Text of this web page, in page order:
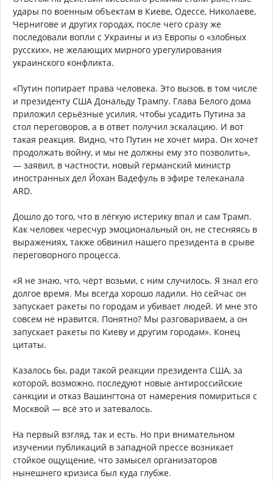
удары по военным объектам в Киеве, Одессе, Николаеве,
Чернигове и других городах, после чего сразу же
последовали вопли с Украины и из Европы о «злобных
русских», не желающих мирного урегулирования
украинского конфликта.
«Путин попирает права человека. Это вызов, в том числе
и президенту США Дональду Трампу. Глава Белого дома
приложил серьёзные усилия, чтобы усадить Путина за
стол переговоров, а в ответ получил эскалацию. И вот
такая реакция. Видно, что Путин не хочет мира. Он хочет
продолжать войну, и мы не должны ему это позволить»,
— заявил, в частности, новый германский министр
иностранных дел Йохан Вадефуль в эфире телеканала
ARD.
Дошло до того, что в лёгкую истерику впал и сам Трамп.
Как человек чересчур эмоциональный он, не стесняясь в
выражениях, также обвинил нашего президента в срыве
переговорного процесса.
«Я не знаю, что, чёрт возьми, с ним случилось. Я знал его
долгое время. Мы всегда хорошо ладили. Но сейчас он
запускает ракеты по городам и убивает людей. И мне это
совсем не нравится. Понятно? Мы разговариваем, а он
запускает ракеты по Киеву и другим городам». Конец
цитаты.
Казалось бы, ради такой реакции президента США, за
которой, возможно, последуют новые антироссийские
санкции и отказ Вашингтона от намерения помириться с
Москвой — всё это и затевалось.
На первый взгляд, так и есть. Но при внимательном
изучении публикаций в западной прессе возникает
стойкое ощущение, что замысел организаторов
нынешнего кризиса был куда глубже.